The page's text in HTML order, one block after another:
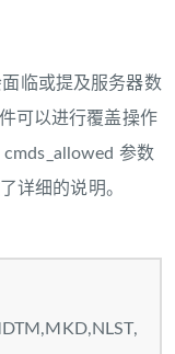
临或提及服务器数
可以进行覆盖操作
参数
详细的说明。